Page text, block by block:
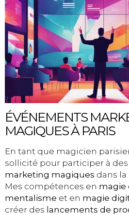
ÉVÉNEMENTS
MAGIQUES À PARIS
En tant que magicien
sollicité pour participer à des
marketing magiques dans la
Mes compétences en magie
mentalisme et en magie
créer des lancements de